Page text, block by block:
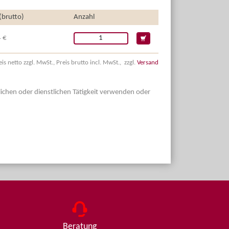
Anzahl
€
netto zzgl. MwSt., Preis brutto incl. MwSt., zzgl. Versand
oder dienstlichen Tätigkeit verwenden oder
Beratung